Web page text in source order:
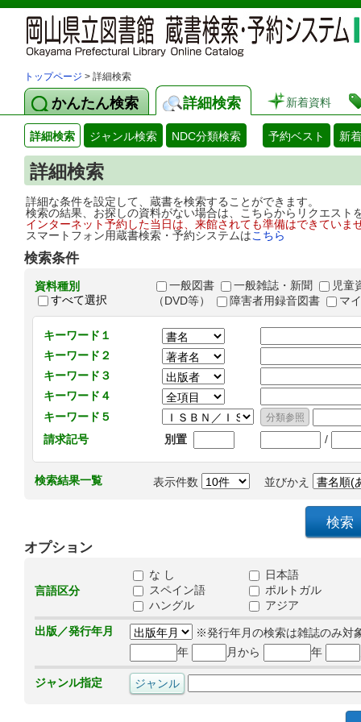
トップページ > 詳細検索
かんたん検索 詳細検索 新着資料
詳細検索 ジャンル検索 NDC分類検索 予約ベスト 新
詳細検索
詳細な条件を設定して、蔵書を検索することができます。
検索の結果、お探しの資料がない場合は、こちらからリクエス
インターネット予約した当日は、来館されても準備はできてい
スマートフォン用蔵書検索・予約システムはこちら
検索条件
資料種別
すべて選択
一般図書 一般雑誌・新聞
児童
（DVD等）
障害者用録音図書 マ
キーワード１
キーワード２
キーワード３
キーワード４
キーワード５
請求記号
別置 /
検索結果一覧 表示件数 並びかえ
オプション
言語区分
な し
日本語
スペイン語
ポルトガル
ハングル
アジア
出版／発行年月
※発行年月の検索は雑誌のみ対
年
月から 年
ジャンル指定